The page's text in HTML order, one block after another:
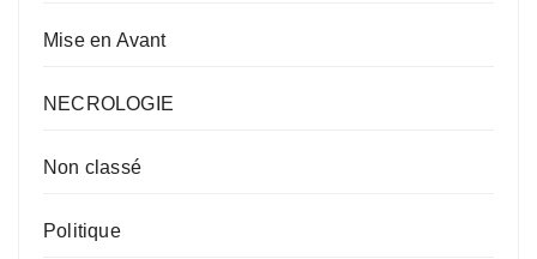
Mise en Avant
NECROLOGIE
Non classé
Politique